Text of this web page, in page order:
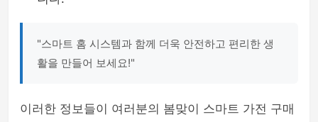
"스마트 홈 시스템과 함께 더욱 안전하고 편리한 생
활을 만들어 보세요!"
이러한 정보들이 여러분의 봄맞이 스마트 가전 구매